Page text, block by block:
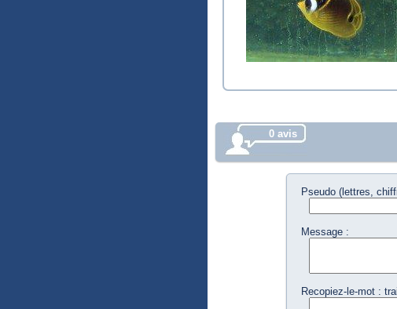
0 avis
Pseudo (lettres,
Message :
Recopiez-le-mot :